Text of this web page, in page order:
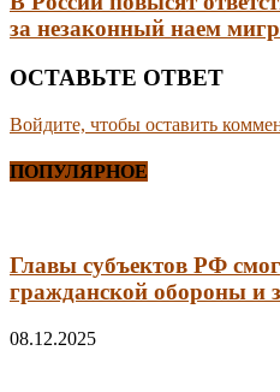
за незаконный наем
ОСТАВЬТЕ ОТВЕТ
Войдите, чтобы оставить
ПОПУЛЯРНОЕ
Главы субъектов РФ
гражданской обороны и
08.12.2025